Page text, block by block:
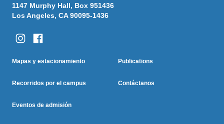
1147 Murphy Hall, Box 951436
Los Angeles, CA 90095-1436
Footer
Columna Uno
Mapas y estacionamiento
Recorridos por el campus
Eventos de admisión
Columna Dos
Publications
Contáctanos